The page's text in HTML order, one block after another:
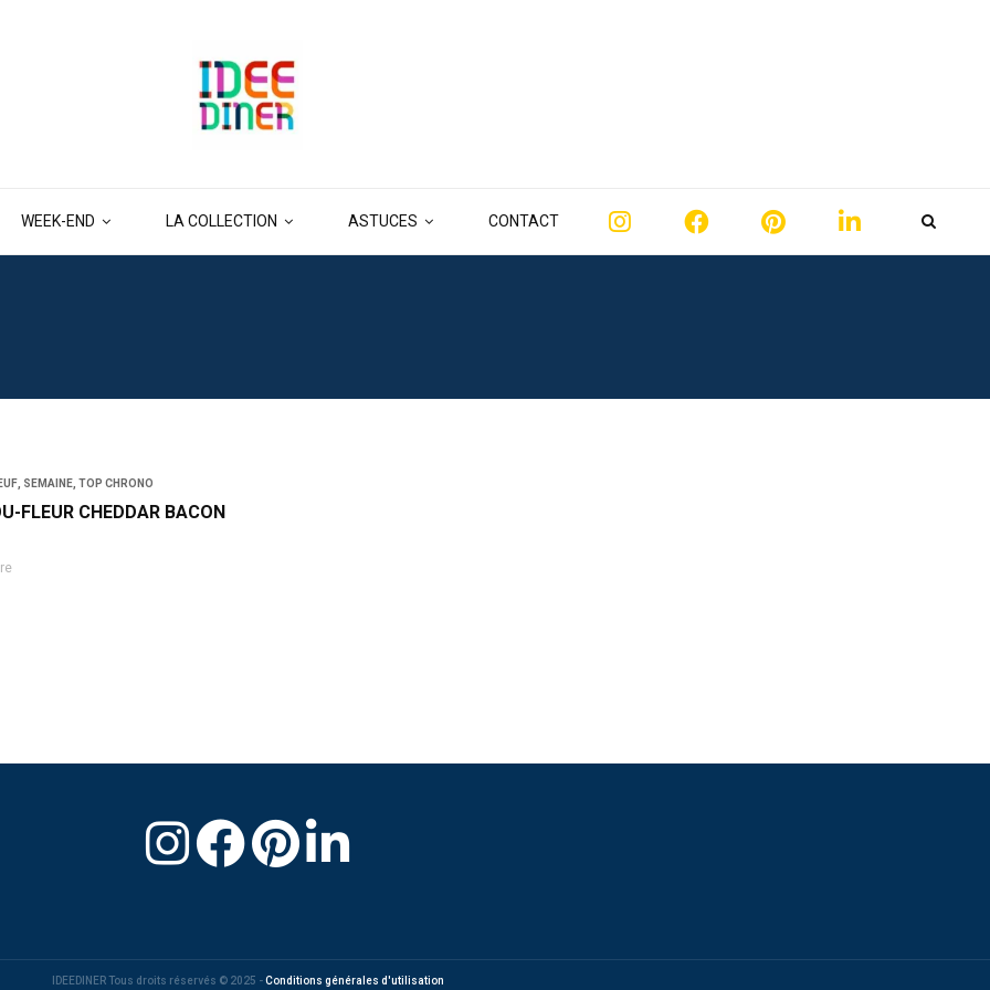
WEEK-END LA COLLECTION ASTUCES CONTACT
SEMAINE TOP CHRONO
FLEUR CHEDDAR BACON
IDEEDINER Tous droits réservés © 2025 -Conditions générales d'utilisation